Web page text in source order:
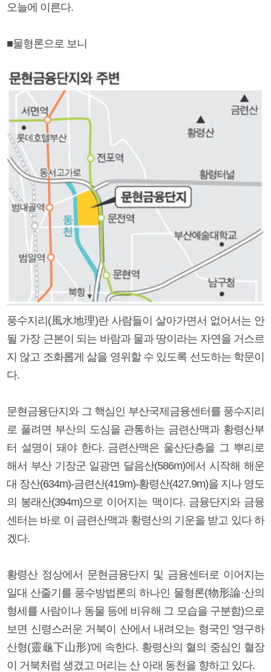
오늘에 이른다.
■물형론으로 보니
풍수지리(風水地理)란 사람들이 살아가면서 없어서는 안
될 가장 근본이 되는 바람과 물과 땅이라는 자연을 거스르
지 않고 조화롭게 삶을 영위할 수 있도록 선도하는 학문이
다.
문현금융단지와 그 핵심인 부산국제금융센터를 풍수지리
로 풀려면 부산의 도심을 관통하는 금련산맥과 황령산부
터 설명이 돼야 한다. 금련산맥은 울산단층을 그 뿌리로
해서 부산 기장군 일광면 달음산(586m)에서 시작해 해운
대 장산(634m)-금련산(419m)-황령산(427.9m)을 지나 영도
의 봉래산(394m)으로 이어지는 맥이다. 금융단지와 금융
센터는 바로 이 금련산맥과 황령산의 기운을 받고 있다 하
겠다.
황령산 정상에서 문현금융단지 및 금융센터로 이어지는
일대 산줄기를 풍수방법론의 하나인 물형론(物形論·산의
형세를 사람이나 동물 등에 비유해 그 모습을 구분함)으로
보면 신령스러운 거북이 산에서 내려오는 형국인 '영구하
산형(靈龜下山形)'에 속한다. 황령산의 혈의 중심인 혈장
이 거북처럼 생겼고 머리는 산 아래 동천을 향하고 있다.